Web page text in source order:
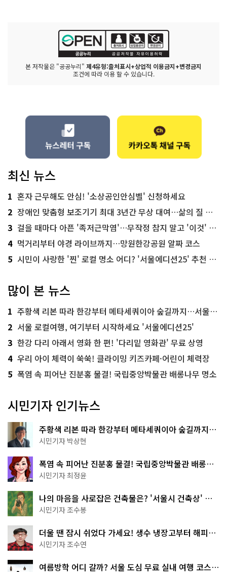
본 저작물은 "공공누리" 제4유형:출처표시+상업적 이용금지+변경금지
조건에 따라 이용 할 수 있습니다.
최신 뉴스
1 혼자 근무해도 안심! '소상공인안심벨' 신청하세요
2 장애인 맞춤형 보조기기 최대 3년간 무상 대여…삶의 질 높인다
3 걸을 때마다 아픈 '족저근막염'…무작정 참지 말고 '이것' 해보세요!
4 먹거리부터 야경 라이브까지…망원한강공원 알짜 코스
5 시민이 사랑한 '찐' 로컬 명소 어디? '서울에디션25' 추천 코스
많이 본 뉴스
1 주황색 리본 따라 한강부터 메타세쿼이아 숲길까지…서울둘레길 15코스
2 서울 로컬여행, 여기부터 시작하세요 '서울에디션25'
3 한강 다리 아래서 영화 한 편! '다리밑 영화관' 무료 상영
4 우리 아이 체력이 쑥쑥! 클라이밍 키즈카페·어린이 체력장
5 폭염 속 피어난 진분홍 물결! 국립중앙박물관 배롱나무 명소
시민기자 인기뉴스
주황색 리본 따라 한강부터 메타세쿼이아 숲길까지…
서울둘레길 15코스
시민기자 박상현
폭염 속 피어난 진분홍 물결! 국립중앙박물관 배롱나
무 명소
시민기자 최정윤
나의 마음을 사로잡은 건축물은? '서울시 건축상' 수
상작 공개!
시민기자 조수봉
더울 땐 잠시 쉬었다 가세요! 생수 냉장고부터 해피소
·무더위쉼터까지
시민기자 조수연
여름방학 어디 갈까? 서울 도심 무료 실내 여행 코스